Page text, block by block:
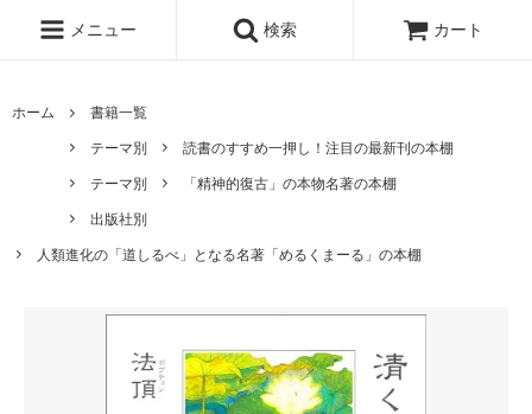
メニュー 検索 カート
ホーム
書籍一覧
テーマ別
読書のすすめ一押し！注目の最新刊の本棚
テーマ別
「精神的復古」の本物名著の本棚
出版社別
人類進化の「道しるべ」となる名著「めるくまーる」の本棚